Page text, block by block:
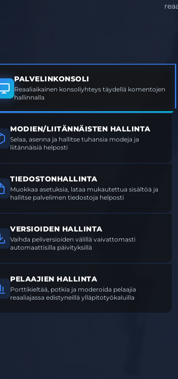
PALVELINKONSOLI
Reaaliaikainen konsoliyhteys täydellä komentojen
hallinnalla
MODIEN/LIITÄNNÄISTEN HALLINTA
Selaa, asenna ja hallitse tuhansia modeja ja
liitännäisiä helposti
TIEDOSTONHALLINTA
Muokkaa asetuksia, lataa mukautettua sisältöä ja
hallitse palvelimen tiedostoja helposti
VERSIOIDEN HALLINTA
Vaihda peliversioiden välillä vaivattomasti
automaattisilla päivityksillä
PELAAJIEN HALLINTA
Porttikieltää, potkia ja moderoida pelaajia
reaaliajassa edistyneillä ylläpitotyökaluilla